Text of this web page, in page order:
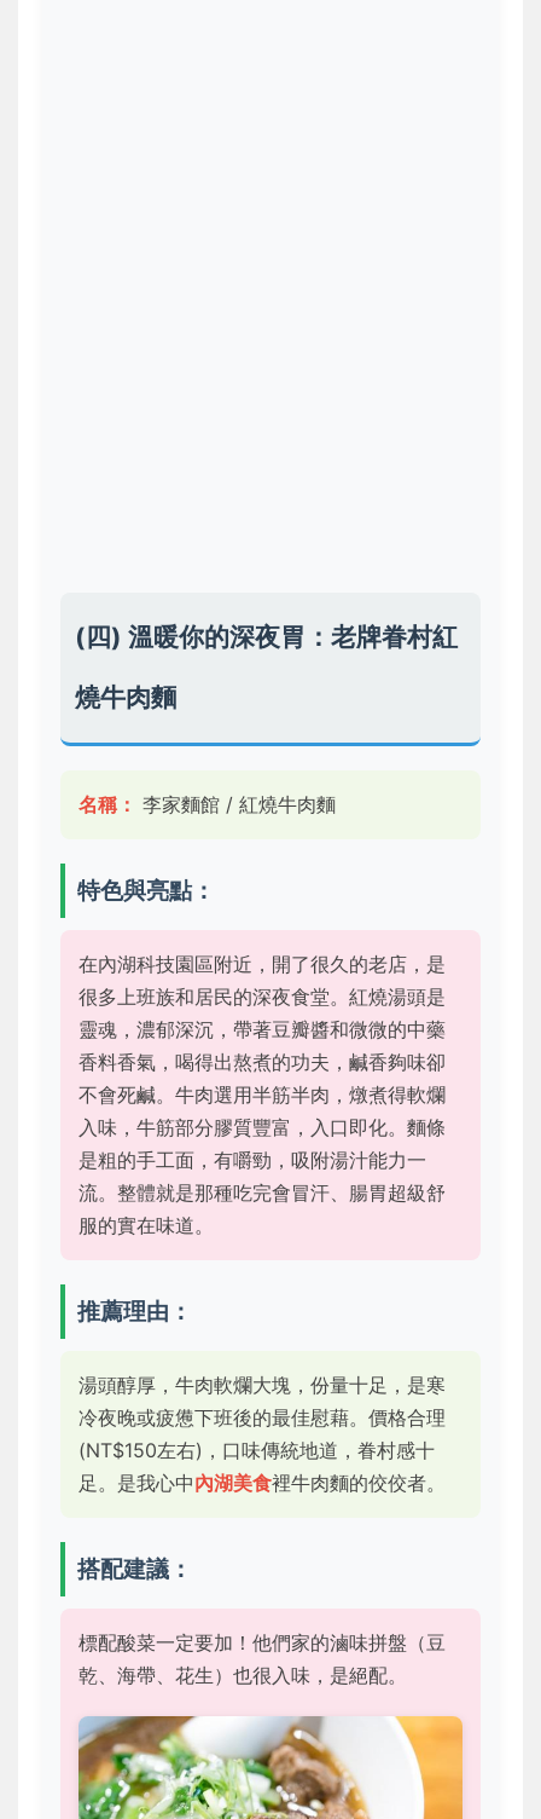
(四) 溫暖你的深夜胃：老牌眷村紅
燒牛肉麵
名稱： 李家麵館 / 紅燒牛肉麵
特色與亮點：
在內湖科技園區附近，開了很久的老店，是
很多上班族和居民的深夜食堂。紅燒湯頭是
靈魂，濃郁深沉，帶著豆瓣醬和微微的中藥
香料香氣，喝得出熬煮的功夫，鹹香夠味卻
不會死鹹。牛肉選用半筋半肉，燉煮得軟爛
入味，牛筋部分膠質豐富，入口即化。麵條
是粗的手工面，有嚼勁，吸附湯汁能力一
流。整體就是那種吃完會冒汗、腸胃超級舒
服的實在味道。
推薦理由：
湯頭醇厚，牛肉軟爛大塊，份量十足，是寒
冷夜晚或疲憊下班後的最佳慰藉。價格合理
(NT$150左右)，口味傳統地道，眷村感十
足。是我心中內湖美食裡牛肉麵的佼佼者。
搭配建議：
標配酸菜一定要加！他們家的滷味拼盤（豆
乾、海帶、花生）也很入味，是絕配。